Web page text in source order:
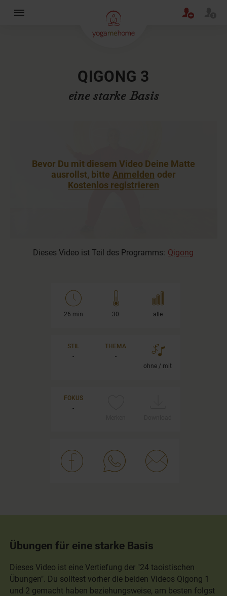
QIGONG 3
eine starke Basis
Bevor Du mit diesem Video Deine Matte
ausrollst, bitte Anmelden oder
Kostenlos registrieren
Dieses Video ist Teil des Programms: Qigong
26 min 30 alle
STIL
-
THEMA
-
ohne / mit
FOKUS
-
Übungen für eine starke Basis
Dieses Video ist eine Vertiefung der "24 taoistischen
Übungen". Du solltest vorher die beiden Videos Qigong 1
und 2 gemacht haben beziehungsweise, am besten folgst